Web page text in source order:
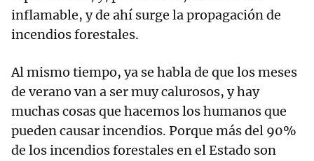
inflamable, y de ahí surge la propagación de
incendios forestales.
Al mismo tiempo, ya se habla de que los meses
de verano van a ser muy calurosos, y hay
muchas cosas que hacemos los humanos que
pueden causar incendios. Porque más del 90%
de los incendios forestales en el Estado son